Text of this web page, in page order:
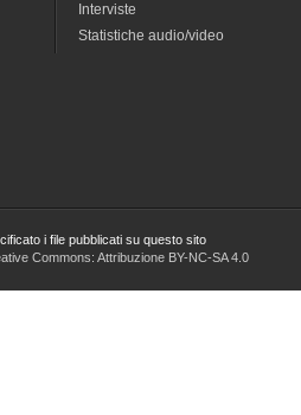
Interviste
Statistiche audio/video
i file pubblicati su questo sito
Commons: Attribuzione BY-NC-SA 4.0